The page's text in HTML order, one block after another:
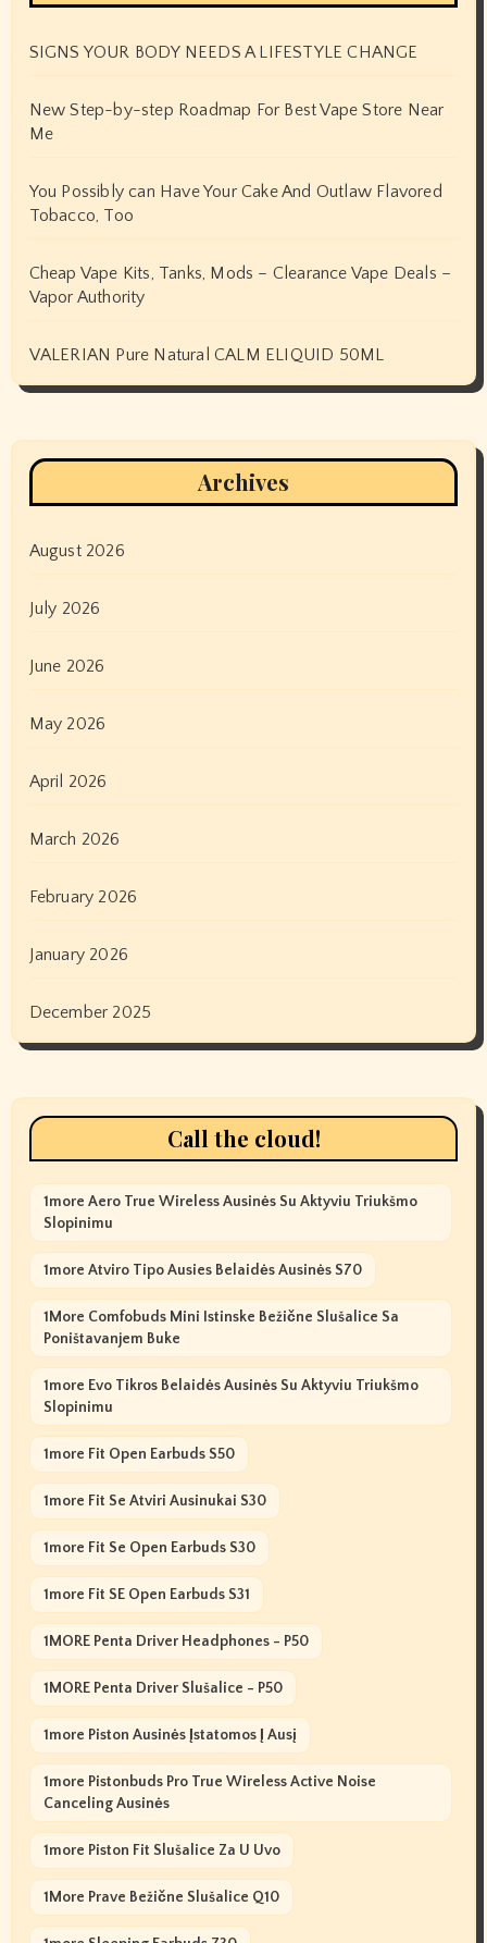
SIGNS YOUR BODY NEEDS A LIFESTYLE CHANGE
New Step-by-step Roadmap For Best Vape Store Near
Me
You Possibly can Have Your Cake And Outlaw Flavored
Tobacco, Too
Cheap Vape Kits, Tanks, Mods – Clearance Vape Deals –
Vapor Authority
VALERIAN Pure Natural CALM ELIQUID 50ML
Archives
August 2026
July 2026
June 2026
May 2026
April 2026
March 2026
February 2026
January 2026
December 2025
Call the cloud!
1more Aero True Wireless Ausinės Su Aktyviu Triukšmo
Slopinimu
1more Atviro Tipo Ausies Belaidės Ausinės S70
1More Comfobuds Mini Istinske Bežične Slušalice Sa
Poništavanjem Buke
1more Evo Tikros Belaidės Ausinės Su Aktyviu Triukšmo
Slopinimu
1more Fit Open Earbuds S50
1more Fit Se Atviri Ausinukai S30
1more Fit Se Open Earbuds S30
1more Fit SE Open Earbuds S31
1MORE Penta Driver Headphones - P50
1MORE Penta Driver Slušalice - P50
1more Piston Ausinės Įstatomos Į Ausį
1more Pistonbuds Pro True Wireless Active Noise
Canceling Ausinės
1more Piston Fit Slušalice Za U Uvo
1More Prave Bežične Slušalice Q10